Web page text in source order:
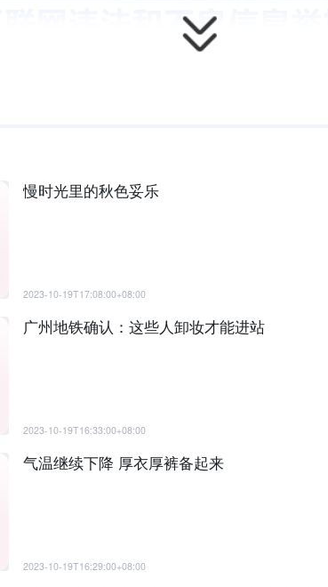
慢时光里的秋色妥乐
2023-10-19T17:08:00+08:00
广州地铁确认：这些人卸妆才能进站
2023-10-19T16:33:00+08:00
气温继续下降 厚衣厚裤备起来
2023-10-19T16:29:00+08:00